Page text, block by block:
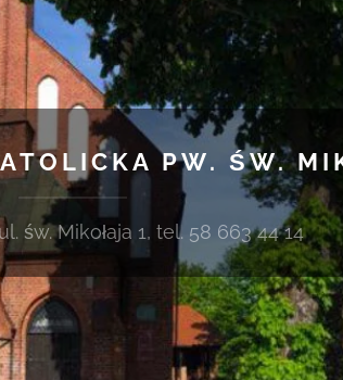
PW. ŚW.
św. Mikołaja 1, tel. 58 663 44 14